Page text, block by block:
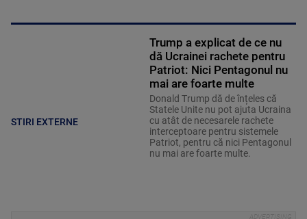
STIRI EXTERNE
Trump a explicat de ce nu
dă Ucrainei rachete pentru
Patriot: Nici Pentagonul nu
mai are foarte multe
Donald Trump dă de înțeles că
Statele Unite nu pot ajuta Ucraina
cu atât de necesarele rachete
interceptoare pentru sistemele
Patriot, pentru că nici Pentagonul
nu mai are foarte multe.